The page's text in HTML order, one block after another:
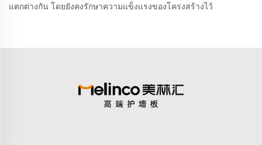
แตกต่างกัน โดยยังคงรักษาความแข็งแรงของโครงสร้างไว้